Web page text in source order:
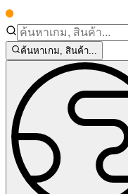
ค้นหาเกม, สินค้า...